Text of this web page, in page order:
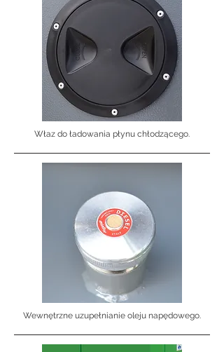
Właz do ładowania płynu chłodzącego.
Wewnętrzne uzupełnianie oleju napędowego.